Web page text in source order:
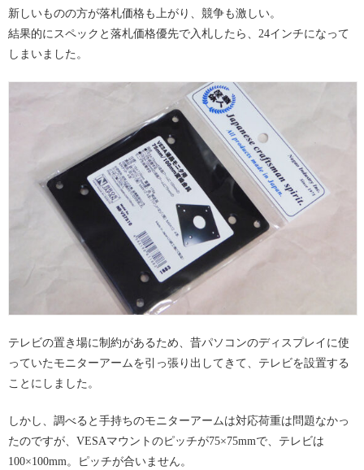
新しいものの方が落札価格も上がり、競争も激しい。
結果的にスペックと落札価格優先で入札したら、24インチになって
しまいました。
テレビの置き場に制約があるため、昔パソコンのディスプレイに使
っていたモニターアームを引っ張り出してきて、テレビを設置する
ことにしました。
しかし、調べると手持ちのモニターアームは対応荷重は問題なかっ
たのですが、VESAマウントのピッチが75×75mmで、テレビは
100×100mm。ピッチが合いません。